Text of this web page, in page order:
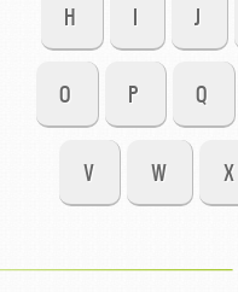
H I J
O P Q
V W X